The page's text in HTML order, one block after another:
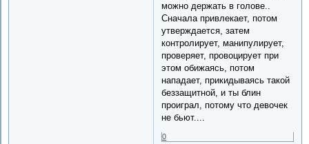
можно держать в голове..
Сначала привлекает, потом
утверждается, затем
контролирует, манипулирует,
проверяет, провоцирует при
этом обижаясь, потом
нападает, прикидываясь такой
беззащитной, и ты блин
проиграл, потому что девочек
не бьют....
0